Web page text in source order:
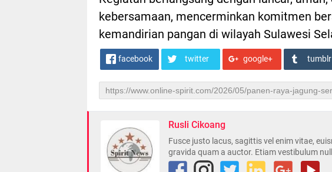
kebersamaan, mencerminkan komitmen
kemandirian pangan di wilayah Sulawesi
facebook twitter google+ tumblr
Rusli Cikoang
Fusce justo lacus, sagittis vel enim vitae,
gravida quam a auctor. Etiam vestibulum